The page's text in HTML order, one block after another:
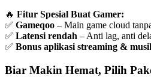
🔥 Fitur Spesial Buat Gamer:
✅ Gameqoo – Main game cloud
✅ Latensi rendah – Anti lag, anti
✅ Bonus aplikasi streaming &
Biar Makin Hemat, Pilih